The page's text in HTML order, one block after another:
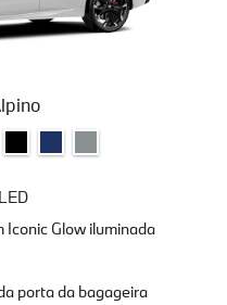
Iconic Glow iluminada
porta da bagageira